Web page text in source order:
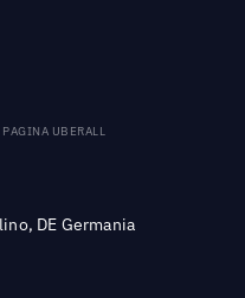
UBERALL
DE Germania